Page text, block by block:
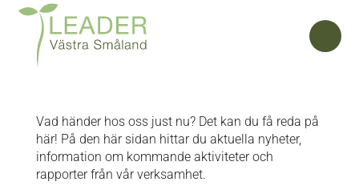
NEWS
Vad händer hos oss just nu? Det kan du få reda på
här! På den här sidan hittar du aktuella nyheter,
information om kommande aktiviteter och
rapporter från vår verksamhet.